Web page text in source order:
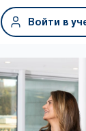
Войти в